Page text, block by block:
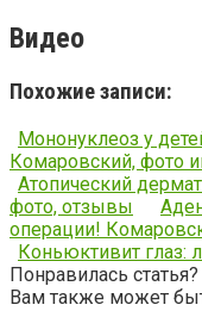
Видео
Похожие записи:
Мононуклеоз у
Комаровский, фото
Атопический
фото, отзывы
операции!
Коньюктивит глаз:
Понравилась
Вам также может